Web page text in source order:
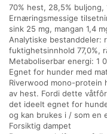
70% hest, 28,5% buljong,
Ernæringsmessige
sink 25 mg, mangan 1,4
Analytiske bestanddeler:
fuktighetsinnhold 77,0%,
Metaboliserbar energi: 1
Egnet for hunder med
Riverwood mono-protein
av hest. Fordi dette
det ideelt egnet for
og kan brukes i / som en
Forsiktig dampet